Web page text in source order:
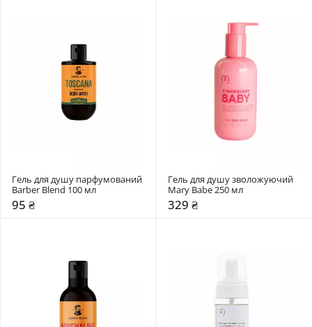
Гель для душу парфумований
Barber Blend 100 мл
95 ₴
Гель для душу зволожуючий
Mary Babe 250 мл
329 ₴